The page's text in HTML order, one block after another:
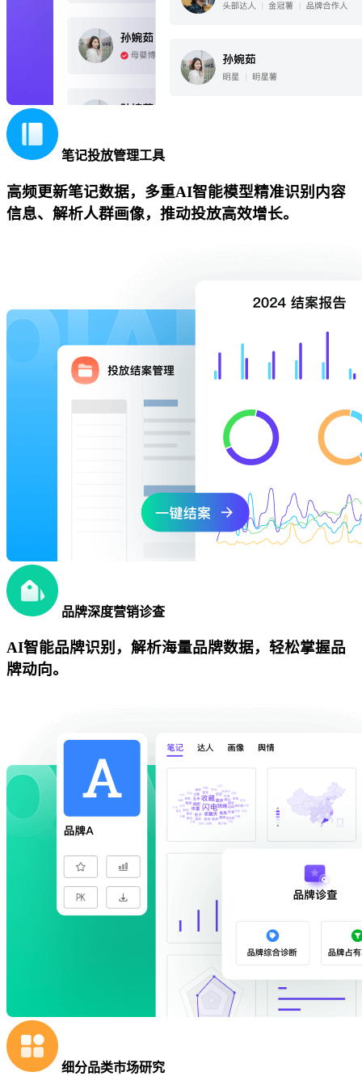
笔记投放管理工具
高频更新笔记数据，多重AI智能模型精准识别内容
信息、解析人群画像，推动投放高效增长。
品牌深度营销诊查
AI智能品牌识别，解析海量品牌数据，轻松掌握品
牌动向。
细分品类市场研究